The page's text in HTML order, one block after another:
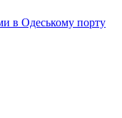
в Одеському порту